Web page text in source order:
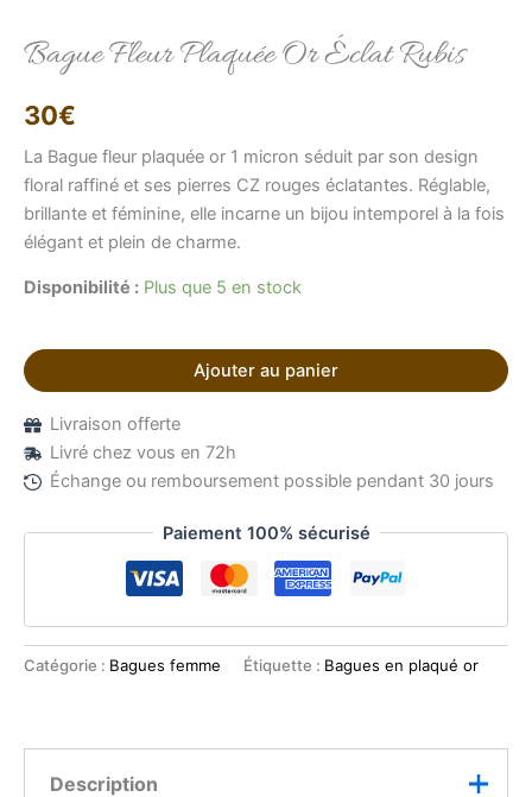
Bague Fleur Plaquée Or Éclat Rubis
30€
La Bague fleur plaquée or 1 micron séduit par son design
floral raffiné et ses pierres CZ rouges éclatantes. Réglable,
brillante et féminine, elle incarne un bijou intemporel à la fois
élégant et plein de charme.
Disponibilité : Plus que 5 en stock
Ajouter au panier
Livraison offerte
Livré chez vous en 72h
Échange ou remboursement possible pendant 30 jours
Paiement 100% sécurisé
Catégorie : Bagues femme Étiquette : Bagues en plaqué or
Description
Conseillère LFAB
Comment puis-je vous aider ?